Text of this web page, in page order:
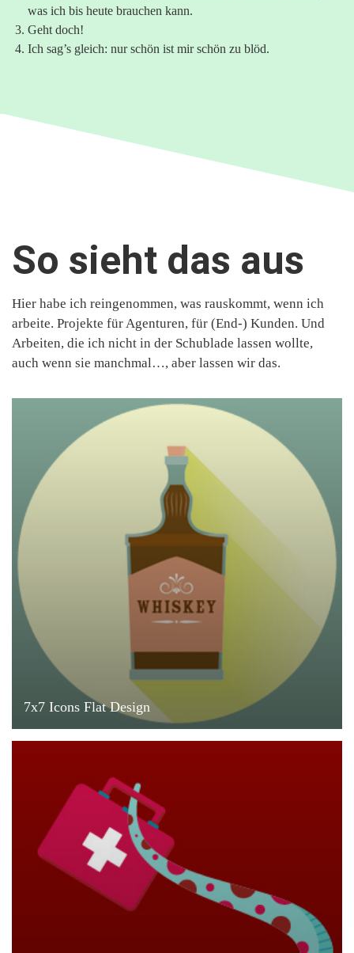
was ich bis heute brauchen kann.
Geht doch!
Ich sag’s gleich: nur schön ist mir schön zu blöd.
So sieht das aus
Hier habe ich reingenommen, was rauskommt, wenn ich
arbeite. Projekte für Agenturen, für (End-) Kunden. Und
Arbeiten, die ich nicht in der Schublade lassen wollte,
auch wenn sie manchmal…, aber lassen wir das.
7x7 Icons Flat Design